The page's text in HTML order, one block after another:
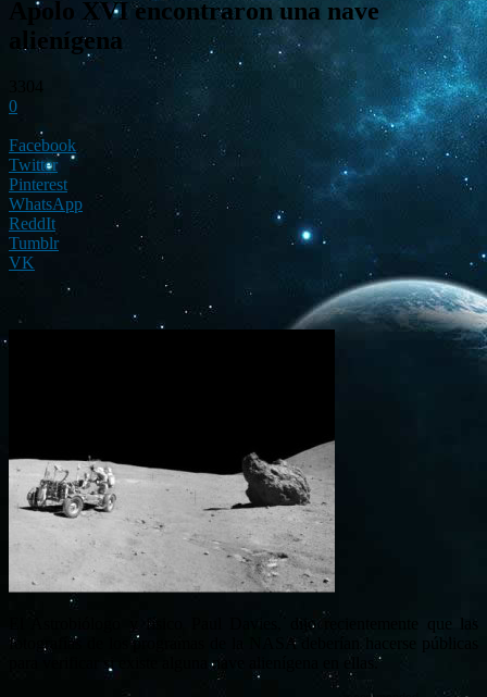
Apolo XVI encontraron una nave
alienígena
0
Facebook
Twitter
Pinterest
WhatsApp
ReddIt
Tumblr
VK
El Astrobiólogo y físico Paul Davies, dijo recientemente que las
fotografías de los programas de la NASA deberían hacerse públicas
para verificar si existe alguna nave alienígena en ellas.